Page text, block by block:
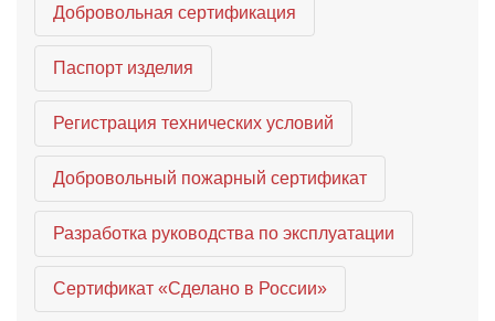
Добровольная сертификация
Паспорт изделия
Регистрация технических условий
Добровольный пожарный сертификат
Разработка руководства по эксплуатации
Сертификат «Сделано в России»